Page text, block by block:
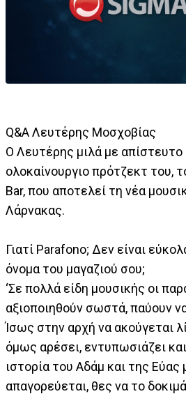
Q&A Λευτέρης Μοσχοβίας
Ο Λευτέρης μιλά με απίστευτο
ολοκαίνουργιο πρότζεκτ του,
Bar, που αποτελεί τη νέα
Λάρνακας.
Γιατί Parafono; Δεν είναι
όνομα του μαγαζιού σου;
‘Σε πολλά είδη μουσικής οι
αξιοποιηθούν σωστά, παύουν
Ίσως στην αρχή να ακούγεται
όμως αρέσει, εντυπωσιάζει
ιστορία του Αδάμ και της Εύας
απαγορεύεται, θες να το